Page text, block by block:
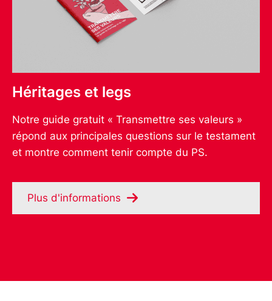
Héritages et legs
Notre guide gratuit « Transmettre ses valeurs »
répond aux principales questions sur le testament
et montre comment tenir compte du PS.
Plus d'informations